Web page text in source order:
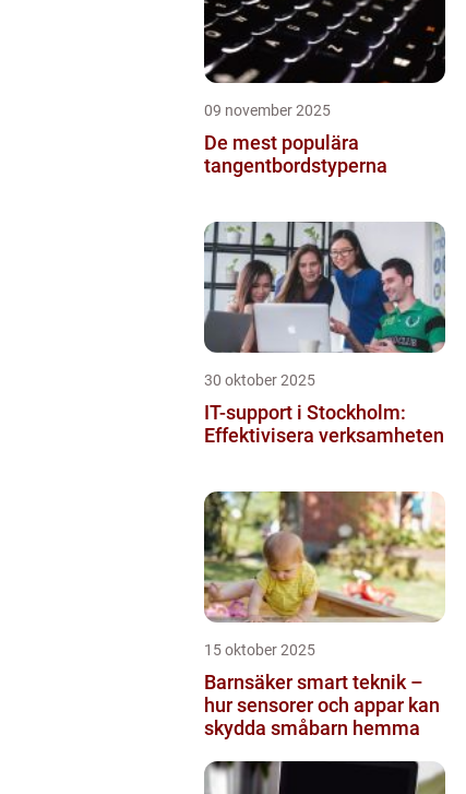
09 november 2025
De mest populära
tangentbordstyperna
30 oktober 2025
IT-support i Stockholm:
Effektivisera verksamheten
15 oktober 2025
Barnsäker smart teknik –
hur sensorer och appar kan
skydda småbarn hemma